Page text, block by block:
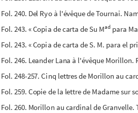
Fol. 240. Del Ryo à l'évêque de Tournai.
Fol. 243. « Copia de carta de Su Mad para
Fol. 243. « Copia de carta de S. M. para el
Fol. 246. Leander Lana à l'évêque Morillon.
Fol. 248-257. Cinq lettres de Morillon au
Fol. 259. Copie de la lettre de Madame sur
Fol. 260. Morillon au cardinal de Granvelle.